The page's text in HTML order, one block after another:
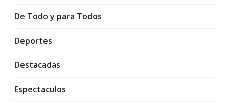
De Todo y para Todos
Deportes
Destacadas
Espectaculos